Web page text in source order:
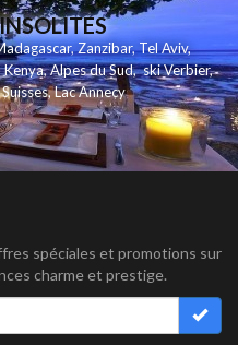
,Zanzibar,Tel Aviv,
Kenya,Alpes du Sud,ski Verbier,
,Lac Annecy
spéciales et promotions sur
charme et prestige.